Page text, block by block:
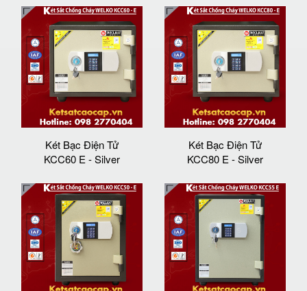
Két Bạc Điện Tử
KCC60 E - Silver
Két Bạc Điện Tử
KCC80 E - Silver